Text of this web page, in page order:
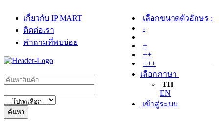
เกี่ยวกับ IP MART
ติดต่อเรา
คำถามที่พบบ่อย
เลือกขนาดตัวอักษร :
-
+
++
+++
เลือกภาษา
TH
EN
เข้าสู่ระบบ
ค้นหา